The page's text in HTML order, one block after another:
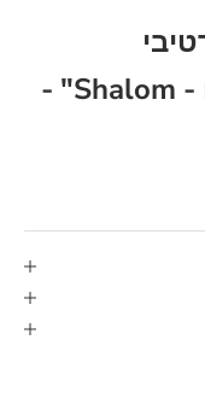
מנירוסטה לתלייה "שלום - Shalom" -